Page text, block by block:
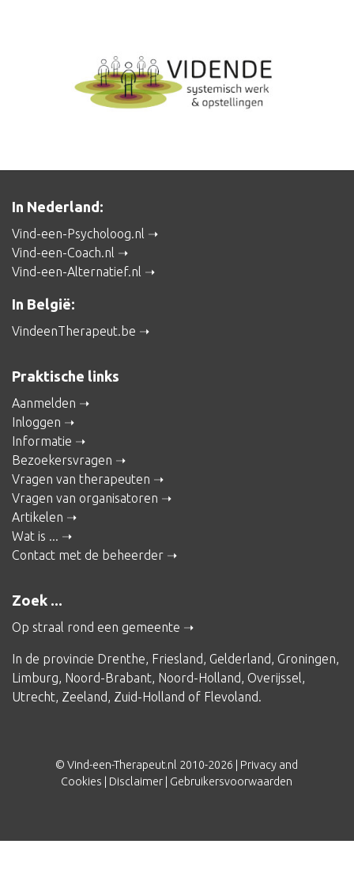
In Nederland:
Vind-een-Psycholoog.nl
Vind-een-Coach.nl
Vind-een-Alternatief.nl
In België:
VindeenTherapeut.be
Praktische links
Aanmelden
Inloggen
Informatie
Bezoekersvragen
Vragen van therapeuten
Vragen van organisatoren
Artikelen
Wat is ...
Contact met de beheerder
Zoek ...
Op straal rond een gemeente
In de provincie Drenthe Friesland Gelderland Groningen
Limburg Noord-Brabant Noord-Holland Overijssel
Utrecht Zeeland Zuid-Holland of Flevoland
© Vind-een-Therapeut.nl 2010-2026 | Privacy and
Cookies | Disclaimer | Gebruikersvoorwaarden